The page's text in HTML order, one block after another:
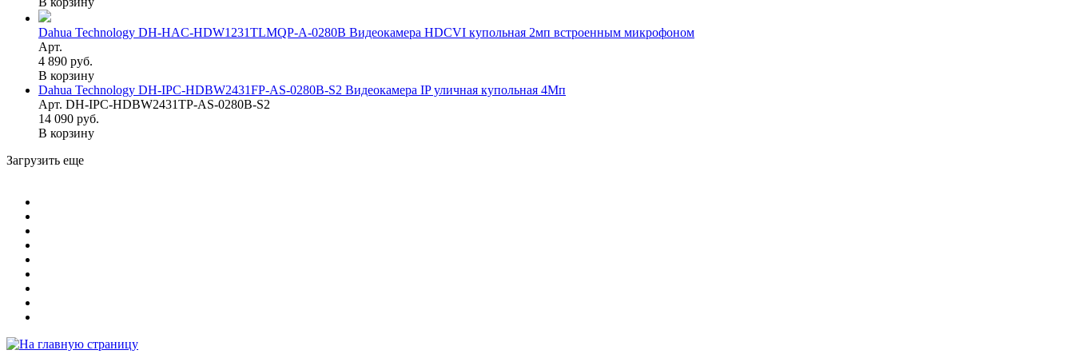
Dahua Technology DH-HAC-HDW1231TLMQP-A-0280B Видеокамера HDCVI купольная 2мп встроенным микрофоном
Арт.
4 890 руб.
В корзину
Dahua Technology DH-IPC-HDBW2431FP-AS-0280B-S2 Видеокамера IP уличная купольная 4Мп
Арт. DH-IPC-HDBW2431TP-AS-0280B-S2
14 090 руб.
В корзину
Загрузить еще